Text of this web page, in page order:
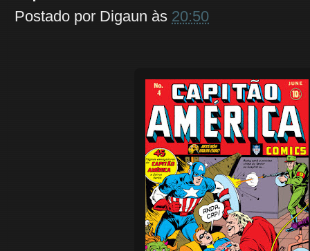
Postado por Digaun às 20:50